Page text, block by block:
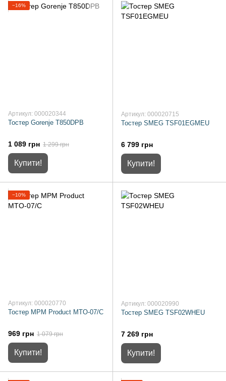
−16%
Артикул: 000020344
Тостер Gorenje T850DPB
1 089 грн 1 299 грн
Купити!
Артикул: 000020715
Тостер SMEG TSF01EGMEU
6 799 грн
Купити!
−10%
Артикул: 000020770
Тостер MPM Product MTO-07/C
969 грн 1 079 грн
Купити!
Артикул: 000020990
Тостер SMEG TSF02WHEU
7 269 грн
Купити!